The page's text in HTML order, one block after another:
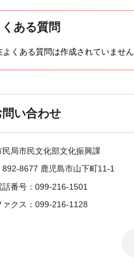
くある質問
よくある質問は作成されていませ
問い合わせ
民局市民文化部文化振興課
892-8677 鹿児島市山下町11-1
話番号：099-216-1501
ァクス：099-216-1128